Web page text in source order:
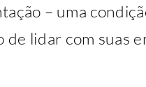
– uma
de lidar com suas